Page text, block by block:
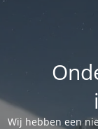
Wij hebben een